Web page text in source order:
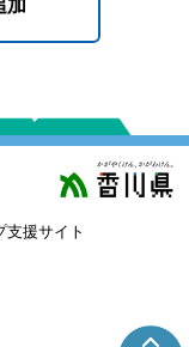
加
支援サイト